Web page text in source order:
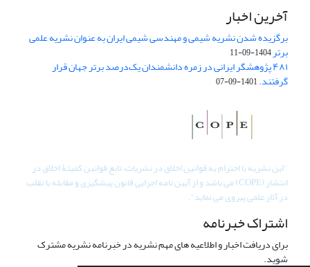
آخرین اخبار
برگزیده شدن نشریه شیمی و مهندسی شیمی ایران به عنوان نشریه علمی
برتر1404-09-11
۴۸۱ پژوهشگر ایرانی در زمره دانشمندان یک‌درصد برتر جهان قرار
گرفتند.1401-09-07
"این نشریه با احترام به قوانین اخلاق در نشریات، تابع قوانین کمیتۀ اخلاق در
انتشار (COPE) می باشد و از آیین نامه اجرایی قانون پیشگیری و مقابله با تقلب
در آثار علمی پیروی می نماید".
اشتراک خبرنامه
برای دریافت اخبار و اطلاعیه های مهم نشریه در خبرنامه نشریه مشترک
شوید.